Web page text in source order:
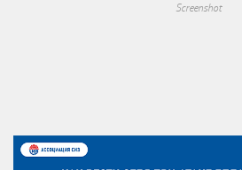
Screenshot